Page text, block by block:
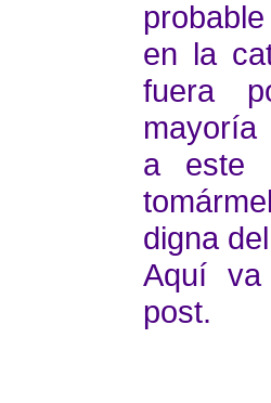
en la
fuera
mayoría
a este
digna
Aquí
post.